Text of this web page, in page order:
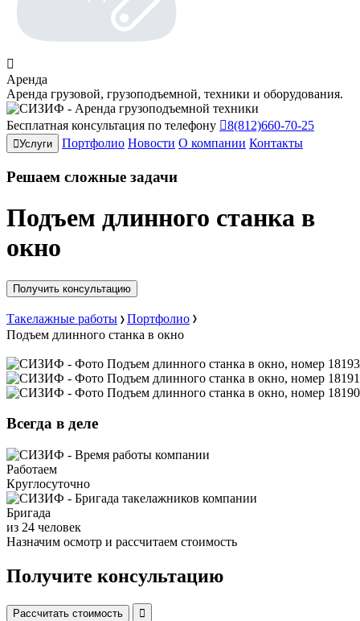
Аренда
Аренда грузовой, грузоподъемной, техники и оборудования.
Бесплатная консультация по телефону 8(812)660-70-25
Услуги Портфолио Новости О компании Контакты
Решаем сложные задачи
Подъем длинного станка в
окно
Получить консультацию
Такелажные работы
Портфолио
Подъем длинного станка в окно
Всегда в деле
Работаем
Круглосуточно
Бригада
из 24 человек
Назначим осмотр и рассчитаем стоимость
Получите консультацию
Рассчитать стоимость